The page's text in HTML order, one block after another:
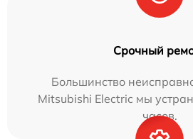
Срочный
Большинство
Mitsubishi Electric мы
часов.